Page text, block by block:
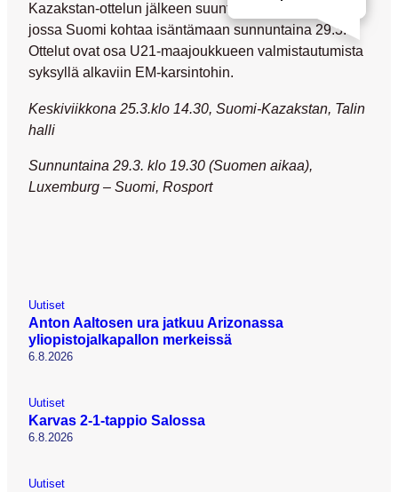
Kazakstan-ottelun jälkeen suuntana on Luxemburg,
jossa Suomi kohtaa isäntämaan sunnuntaina 29.3.
Ottelut ovat osa U21-maajoukkueen valmistautumista
syksyllä alkaviin EM-karsintohin.
Keskiviikkona 25.3.klo 14.30, Suomi-Kazakstan, Talin
halli
Sunnuntaina 29.3. klo 19.30 (Suomen aikaa),
Luxemburg – Suomi, Rosport
Uutiset
Anton Aaltosen ura jatkuu Arizonassa
yliopistojalkapallon merkeissä
6.8.2026
Uutiset
Karvas 2-1-tappio Salossa
6.8.2026
Uutiset